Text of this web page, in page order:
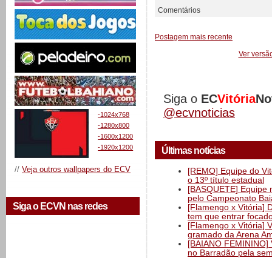
-1024x768
-1280x800
-1600x1200
-1920x1200
// Veja outros wallpapers do ECV
Siga o ECVN nas redes
Comentários
Postagem mais recente
Ver
Siga o ECVitória
@ecvnoticias
Últimas notícias
[REMO] Equipe do
o 13º título estadual
[BASQUETE]
pelo Campeonato
[Flamengo x Vitória]
tem que entrar
[Flamengo x Vitória]
gramado da Arena
[BAIANO
no Barradão pela